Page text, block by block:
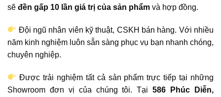
sẽ đền gấp 10 lần giá trị của sản phẩm và hợp đồng.
Đội ngũ nhân viên kỹ thuật, CSKH bán hàng. Với nhiều
năm kinh nghiệm luôn sẵn sàng phục vụ bạn nhanh chóng,
chuyên nghiệp.
Được trải nghiệm tất cả sản phẩm trực tiếp tại những
Showroom đơn vị của chúng tôi. Tại586 Phúc Diễn,